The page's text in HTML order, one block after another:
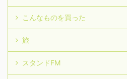
こんなものを買った
旅
スタンドFM